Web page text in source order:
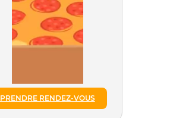
PRENDRE RENDEZ-VOUS